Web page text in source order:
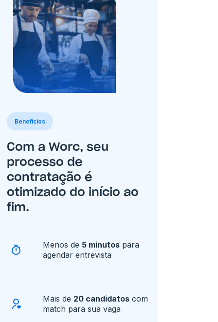
Benefícios
Com a Worc, seu
processo de
contratação é
otimizado do início ao
fim.
Menos de 5 minutos para
agendar entrevista
Mais de 20 candidatos com
match para sua vaga